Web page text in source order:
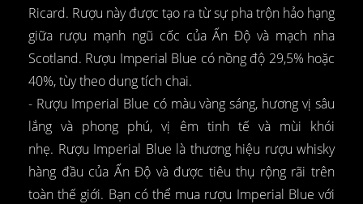
Ricard. Rượu này được tạo ra từ sự pha trộn hảo hạng
giữa rượu mạnh ngũ cốc của Ấn Độ và mạch nha
Scotland. Rượu Imperial Blue có nồng độ 29,5% hoặc
40%, tùy theo dung tích chai.
- Rượu Imperial Blue có màu vàng sáng, hương vị sâu
lắng và phong phú, vị êm tinh tế và mùi khói
nhẹ. Rượu Imperial Blue là thương hiệu rượu whisky
hàng đầu của Ấn Độ và được tiêu thụ rộng rãi trên
toàn thế giới. Bạn có thể mua rượu Imperial Blue với